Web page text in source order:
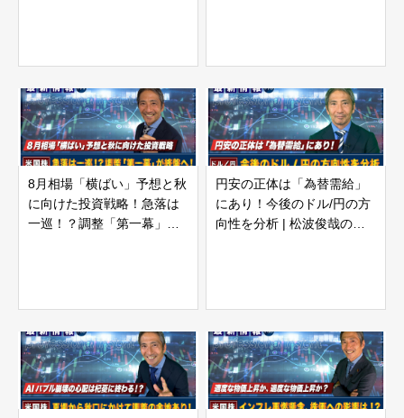
8月相場「横ばい」予想と秋
に向けた投資戦略！急落は
一巡！？調整「第一幕」が
円安の正体は「為替需給」
にあり！今後のドル/円の方
向性を分析 | 松波俊哉のプ